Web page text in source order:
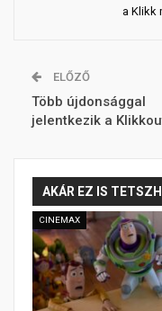
a Klikk
ELŐZŐ
Több újdonsággal
jelentkezik a
AKÁR EZ IS
CINEMAX